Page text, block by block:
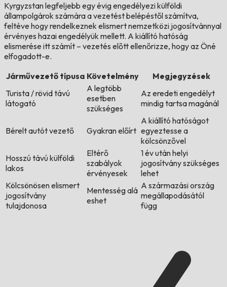
Kyrgyzstan legfeljebb egy évig engedélyezi külföldi
állampolgárok számára a vezetést belépéstől számítva,
feltéve hogy rendelkeznek elismert nemzetközi jogosítvánnyal
érvényes hazai engedélyük mellett. A kiállító hatóság
elismerése itt számít – vezetés előtt ellenőrizze, hogy az Öné
elfogadott-e.
Járművezető típusa Követelmény
Megjegyzések
Turista / rövid távú
látogató
A legtöbb
esetben
szükséges
Az eredeti engedélyt
mindig tartsa magánál
Bérelt autót vezető Gyakran előírt
A kiállító hatóságot
egyeztesse a
kölcsönzővel
Hosszú távú külföldi
lakos
Eltérő
szabályok
érvényesek
1 év után helyi
jogosítvány szükséges
lehet
Kölcsönösen elismert
jogosítvány
tulajdonosa
Mentesség alá
eshet
A származási ország
megállapodásától
függ